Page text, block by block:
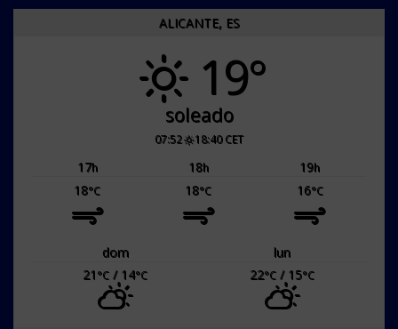
ALICANTE, ES
19°
soleado
07:52 18:40 CET
17h 18h 19h
18°C 18°C 16°C
dom
lun
21°C / 14°C 22°C / 15°C